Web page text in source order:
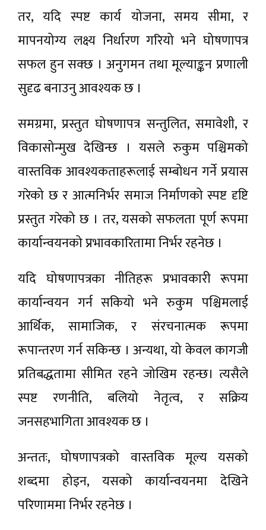
तर, यदि स्पष्ट कार्य योजना, समय सीमा, र
मापनयोग्य लक्ष्य निर्धारण गरियो भने घोषणापत्र
सफल हुन सक्छ । अनुगमन तथा मूल्याङ्कन प्रणाली
सुदृढ बनाउनु आवश्यक छ ।
समग्रमा, प्रस्तुत घोषणापत्र सन्तुलित, समावेशी, र
विकासोन्मुख देखिन्छ । यसले रुकुम पश्चिमको
वास्तविक आवश्यकताहरूलाई सम्बोधन गर्ने प्रयास
गरेको छ र आत्मनिर्भर समाज निर्माणको स्पष्ट दृष्टि
प्रस्तुत गरेको छ । तर, यसको सफलता पूर्ण रूपमा
कार्यान्वयनको प्रभावकारितामा निर्भर रहनेछ ।
यदि घोषणापत्रका नीतिहरू प्रभावकारी रूपमा
कार्यान्वयन गर्न सकियो भने रुकुम पश्चिमलाई
आर्थिक, सामाजिक, र संरचनात्मक रूपमा
रूपान्तरण गर्न सकिन्छ । अन्यथा, यो केवल कागजी
प्रतिबद्धतामा सीमित रहने जोखिम रहन्छ। त्यसैले
स्पष्ट रणनीति, बलियो नेतृत्व, र सक्रिय
जनसहभागिता आवश्यक छ ।
अन्ततः, घोषणापत्रको वास्तविक मूल्य यसको
शब्दमा होइन, यसको कार्यान्वयनमा देखिने
परिणाममा निर्भर रहनेछ ।